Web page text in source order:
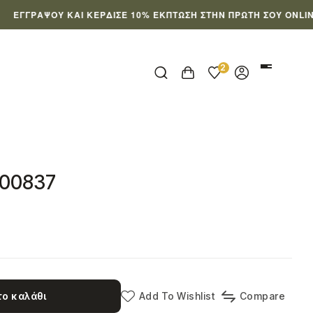
ΚΑΙ ΚΈΡΔΙΣΕ 10% ΈΚΠΤΩΣΗ ΣΤΗΝ ΠΡΏΤΗ ΣΟΥ ONLINE
2
καλάθι Add To Wishlist Compare